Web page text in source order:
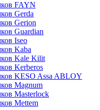
FAYN
Gerda
Gerion
Guardian
Iseo
Kaba
Kale Kilit
Kerberos
KESO Assa ABLOY
Magnum
Masterlock
Mettem